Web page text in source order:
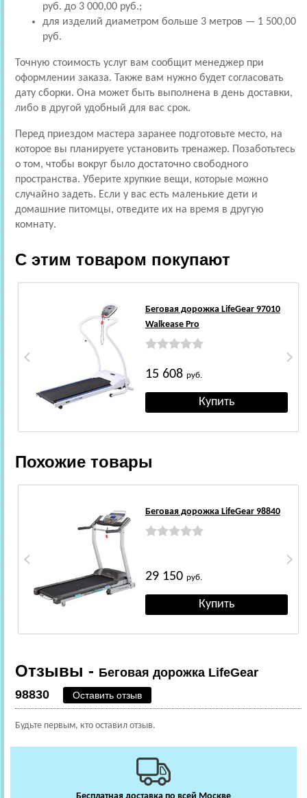
руб. до 3 000,00 руб.;
для изделий диаметром больше 3 метров — 1 500,00
руб.
Точную стоимость услуг вам сообщит менеджер при
оформлении заказа. Также вам нужно будет согласовать
дату сборки. Она может быть выполнена в день доставки,
либо в другой удобный для вас срок.
Перед приездом мастера заранее подготовьте место, на
которое вы планируете установить тренажер. Позаботьтесь
о том, чтобы вокруг было достаточно свободного
пространства. Уберите хрупкие вещи, которые можно
случайно задеть. Если у вас есть маленькие дети и
домашние питомцы, отведите их на время в другую
комнату.
С этим товаром покупают
Беговая дорожка LifeGear 97010
Walkease Pro
15 608 руб.
Похожие товары
Беговая дорожка LifeGear 98840
29 150 руб.
Отзывы - Беговая дорожка LifeGear
98830
Оставить отзыв
Будьте первым, кто оставил отзыв.